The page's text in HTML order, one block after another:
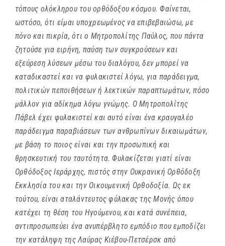
τόπους ολόκληρου του ορθόδοξου κόσμου. Φαίνεται,
ωστόσο, ότι είμαι υποχρεωμένος να επιβεβαιώσω, με
πόνο και πικρία, ότι ο Μητροπολίτης Παύλος, που πάντα
ζητούσε για ειρήνη, παύση των συγκρούσεων και
εξεύρεση λύσεων μέσω του διαλόγου, δεν μπορεί να
καταδικαστεί και να φυλακιστεί λόγω, για παράδειγμα,
πολιτικών πεποιθήσεων ή λεκτικών παραπτωμάτων, πόσο
μάλλον για αδίκημα λόγω γνώμης. Ο Μητροπολίτης
Πάβελ έχει φυλακιστεί και αυτό είναι ένα κραυγαλέο
παράδειγμα παραβιάσεων των ανθρωπίνων δικαιωμάτων,
με βάση το ποιος είναι και την προσωπική και
θρησκευτική του ταυτότητα. Φυλακίζεται γιατί είναι
Ορθόδοξος Ιεράρχης, πιστός στην Ουκρανική Ορθόδοξη
Εκκλησία του και την Οικουμενική Ορθοδοξία. Ως εκ
τούτου, είναι αταλάντευτος φύλακας της Μονής όπου
κατέχει τη θέση του Ηγούμενου, και κατά συνέπεια,
αντιπροσωπεύει ένα ανυπέρβλητο εμπόδιο που εμποδίζει
την κατάληψη της Λαύρας Κιέβου-Πετσέρσκ από